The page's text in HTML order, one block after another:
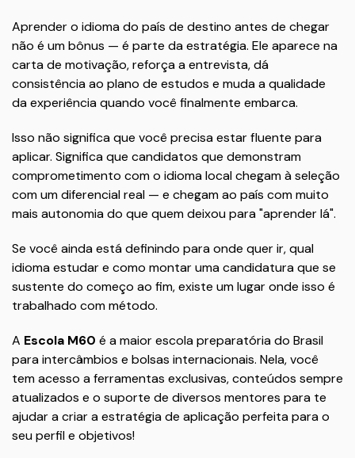
Aprender o idioma do país de destino antes de chegar
não é um bônus — é parte da estratégia. Ele aparece na
carta de motivação, reforça a entrevista, dá
consistência ao plano de estudos e muda a qualidade
da experiência quando você finalmente embarca.
Isso não significa que você precisa estar fluente para
aplicar. Significa que candidatos que demonstram
comprometimento com o idioma local chegam à seleção
com um diferencial real — e chegam ao país com muito
mais autonomia do que quem deixou para "aprender lá".
Se você ainda está definindo para onde quer ir, qual
idioma estudar e como montar uma candidatura que se
sustente do começo ao fim, existe um lugar onde isso é
trabalhado com método.
A Escola M60 é a maior escola preparatória do Brasil
para intercâmbios e bolsas internacionais. Nela, você
tem acesso a ferramentas exclusivas, conteúdos sempre
atualizados e o suporte de diversos mentores para te
ajudar a criar a estratégia de aplicação perfeita para o
seu perfil e objetivos!